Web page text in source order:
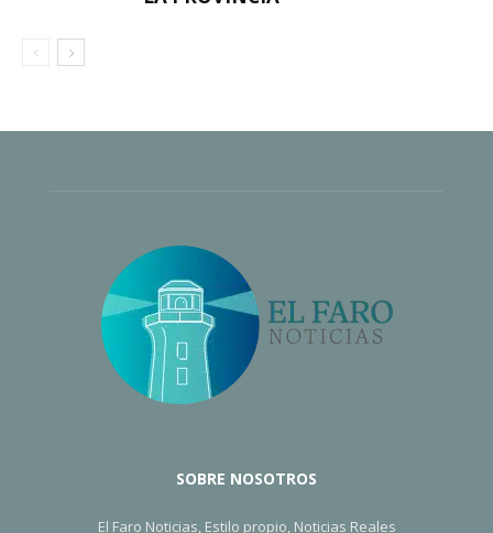
SOBRE NOSOTROS
El Faro Noticias, Estilo propio, Noticias Reales